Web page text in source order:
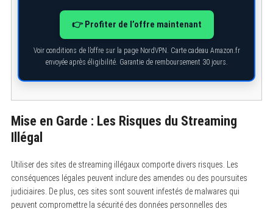
👉 Profiter de l’offre maintenant
Voir conditions de l’offre sur la page NordVPN. Carte cadeau Amazon.fr
envoyée après éligibilité. Garantie de remboursement 30 jours.
Mise en Garde : Les Risques du Streaming
Illégal
Utiliser des sites de streaming illégaux comporte divers risques. Les
conséquences légales peuvent inclure des amendes ou des poursuites
judiciaires. De plus, ces sites sont souvent infestés de malwares qui
peuvent compromettre la sécurité des données personnelles des
r